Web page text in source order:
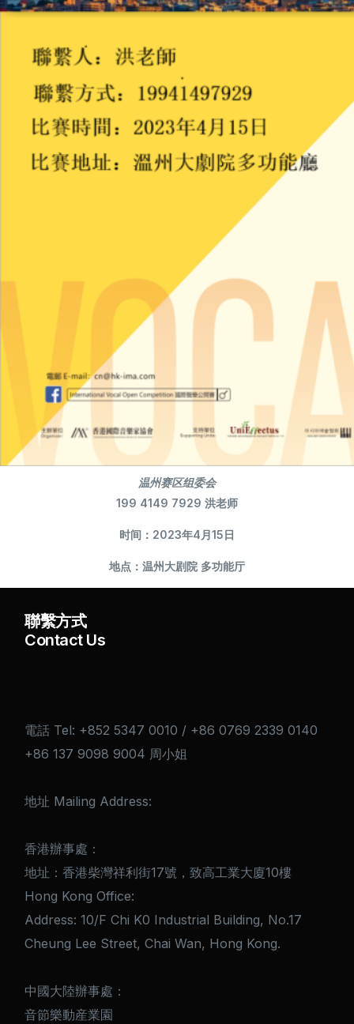
温州赛区组委会
199 4149 7929 洪老师
时间：2023年4月15日
地点：温州大剧院 多功能厅
聯繫方式
Contact Us
電話 Tel: +852 5347 0010 / +86 0769 2339 0140
+86 137 9098 9004 周小姐
地址 Mailing Address:
香港辦事處：
地址：香港柴灣祥利街17號，致高工業大廈10樓
Hong Kong Office:
Address: 10/F Chi K0 Industrial Building, No.17
Cheung Lee Street, Chai Wan, Hong Kong.
中國大陸辦事處：
音節樂動産業園